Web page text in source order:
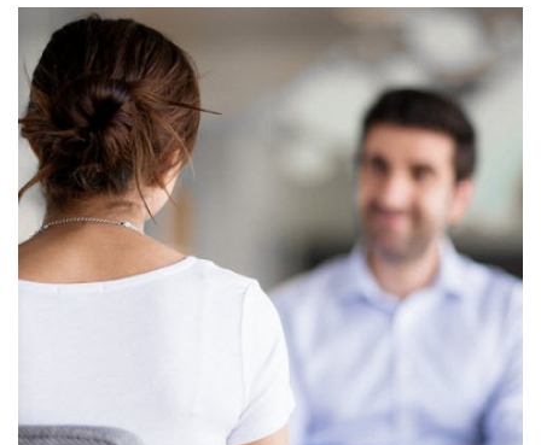
dieser Bewohner zugeschnitten sind. In diesem Artikel
erfahren Sie, welche Ansätze und Strategien diese
Einrichtungen anwenden, um die Lebensqualität ihrer
Bewohner zu verbessern.